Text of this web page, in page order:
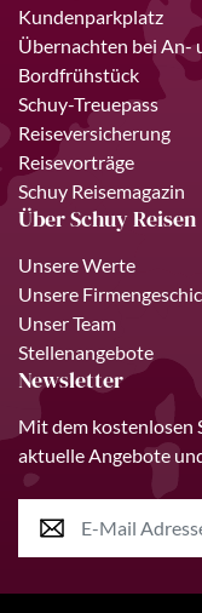
Kundenparkplatz
Übernachten bei An-
Bordfrühstück
Schuy-Treuepass
Reiseversicherung
Reisevorträge
Schuy Reisemagazin
Über Schuy Reisen
Unsere Werte
Unsere
Unser Team
Stellenangebote
Newsletter
Mit dem kostenlosen
aktuelle Angebote